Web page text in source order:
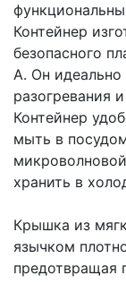
Контейнер
безопасного
А. Он идеально
разогревания
Контейнер
мыть в
хранить в
Крышка из
язычком
предотвращая